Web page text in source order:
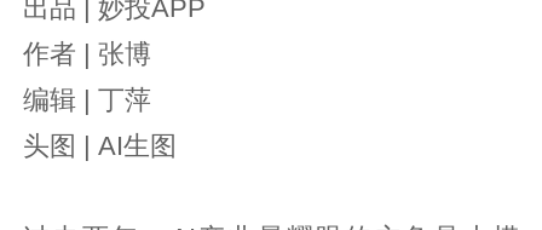
出品 | 妙投APP
作者 | 张博
编辑 | 丁萍
头图 | AI生图